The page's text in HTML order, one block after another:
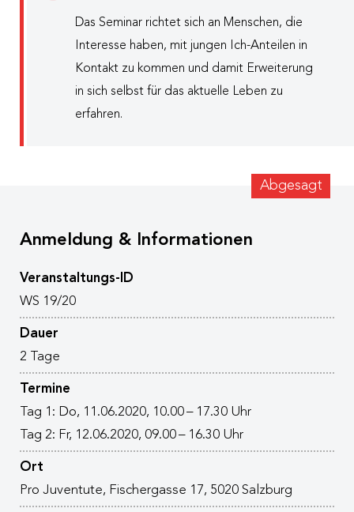
Das Seminar richtet sich an Menschen, die
Interesse haben, mit jungen Ich-Anteilen in
Kontakt zu kommen und damit Erweiterung
in sich selbst für das aktuelle Leben zu
erfahren.
Abgesagt
Anmeldung & Informationen
Veranstaltungs-ID
WS 19/20
Dauer
2 Tage
Termine
Tag 1: Do, 11.06.2020, 10.00 – 17.30 Uhr
Tag 2: Fr, 12.06.2020, 09.00 – 16.30 Uhr
Ort
Pro Juventute, Fischergasse 17, 5020 Salzburg